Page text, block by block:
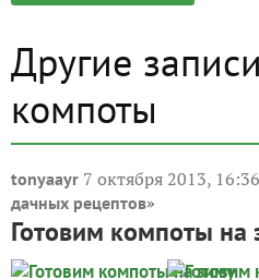
Другие
компоты
tonyaayr 7 октября 2013, 16:36
дачных рецептов»
Готовим компоты на